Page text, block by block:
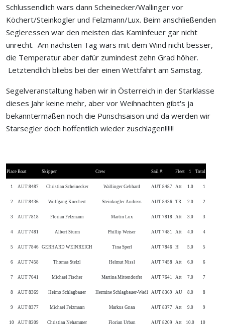
Schlussendlich wars dann Scheinecker/Wallinger vor
Köchert/Steinkogler und Felzmann/Lux. Beim anschließenden
Segleressen war den meisten das Kaminfeuer gar nicht
unrecht. Am nächsten Tag wars mit dem Wind nicht besser,
die Temperatur aber dafür zumindest zehn Grad höher.
Letztendlich bliebs bei der einen Wettfahrt am Samstag.
Segelveranstaltung haben wir in Österreich in der Starklasse
dieses Jahr keine mehr, aber vor Weihnachten gibt's ja
bekanntermaßen noch die Punschsaison und da werden wir
Starsegler doch hoffentlich wieder zuschlagen!!!!!!
Place Boat Skipper Crew Sail #: Fleet 1 Total
1 AUT 8487 Christian Scheinecker Wallinger Gebhard AUT 8487 Att 1.0 1
2 AUT 8436 Wolfgang Koechert Steinkogler Andreas AUT 8436 TR 2.0 2
3 AUT 7818 Florian Felzmann Martin Lux AUT 7818 Att 3.0 3
4 AUT 7481 Albert Sturm Phillip Weiser AUT 7481 Att 4.0 4
5 AUT 7846 GERHARD WEINREICH Tina Sperl AUT 7846 H 5.0 5
6 AUT 7458 Thomas Stelzl Helmut Nissl AUT 7458 Att 6.0 6
7 AUT 7641 Michael Fischer Martina Mittendorfer AUT 7641 Att 7.0 7
8 AUT 8369 Heimo Schlagbauer Hermine Schlagbauer-Wadl AUT 8369 AU 8.0 8
9 AUT 8377 Michael Felzmann Markus Gnan AUT 8377 Att 9.0 9
10 AUT 8209 Christian Nehammer Florian Urban AUT 8209 Att 10.0 10